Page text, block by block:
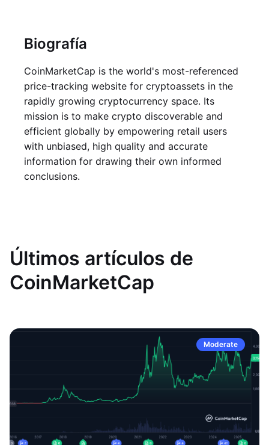
Biografía
CoinMarketCap is the world's most-referenced
price-tracking website for cryptoassets in the
rapidly growing cryptocurrency space. Its
mission is to make crypto discoverable and
efficient globally by empowering retail users
with unbiased, high quality and accurate
information for drawing their own informed
conclusions.
Últimos artículos de
CoinMarketCap
Moderate